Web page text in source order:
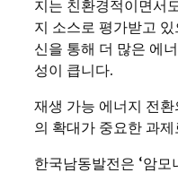
지는 친환경적이면서
지 소스로 평가받고
신을 통해 더 많은 에
성이 큽니다.
재생 가능 에너지 전
의 확대가 중요한 과
한국남동발전은 ‘암모